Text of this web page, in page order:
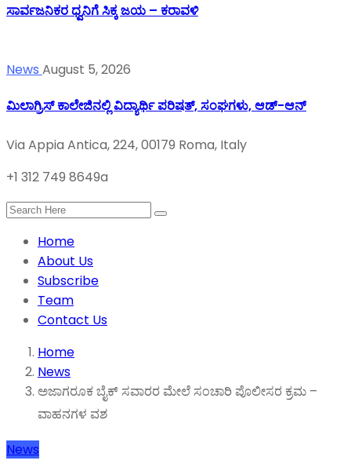
ಸಾರ್ವಜನಿಕರ ಧ್ವನಿಗೆ ಸಿಕ್ಕ ಜಯ – ಕರಾವಳಿ
News August 5, 2026
ಮಿಲಾಗ್ರಿಸ್ ಕಾಲೇಜಿನಲ್ಲಿ ವಿದ್ಯಾರ್ಥಿ ಪರಿಷತ್‌, ಸಂಘಗಳು, ಆಡ್-ಆನ್
Via Appia Antica, 224, 00179 Roma, Italy
+1 312 749 8649a
Home
About Us
Subscribe
Team
Contact Us
Home
News
ಅಜಾಗರೂಕ ಬೈಕ್ ಸವಾರರ ಮೇಲೆ ಸಂಚಾರಿ ಪೊಲೀಸರ ಕ್ರಮ –
ವಾಹನಗಳ ವಶ
News